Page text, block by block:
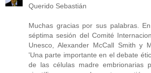
Querido Sebastián
Muchas gracias por sus palabras.
séptima sesión del Comité
Unesco, Alexander McCall Smith y
'Una parte importante en el debate
de las células madre embrionarias